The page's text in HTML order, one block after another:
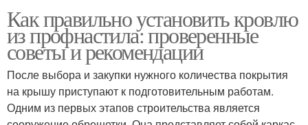
Как правильно установить кровлю
из профнастила: проверенные
советы и рекомендации
После выбора и закупки нужного количества покрытия
на крышу приступают к подготовительным работам.
Одним из первых этапов строительства является